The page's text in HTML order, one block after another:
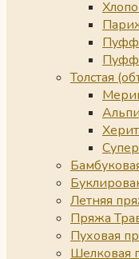
Толстая
Летняя
Пряжа
Пуховая
Шелковая